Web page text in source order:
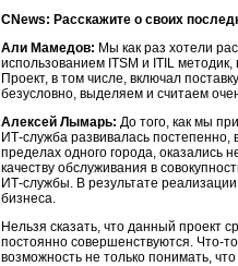
CNews: Расскажите о своих
Али Мамедов: Мы как раз хотели
использованием ITSM и ITIL
Проект, в том числе, включал
безусловно, выделяем и считаем
Алексей Лымарь: До того, как мы
ИТ-служба развивалась
пределах одного города, оказались
качеству обслуживания в
ИТ-службы. В результате
бизнеса.
Нельзя сказать, что данный проект
постоянно совершенствуются. Что-то
возможность не только понимать,